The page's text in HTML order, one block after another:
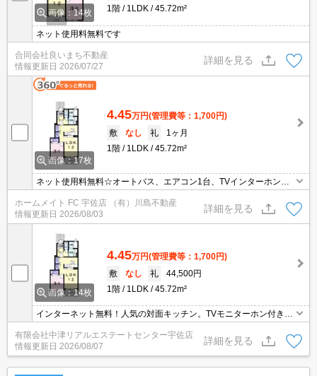
画像：14枚
1階
1LDK 45.72m²
ネット使用料無料です
合同会社良いまち不動産
情報更新日 2026/07/27
詳細を見る
画像：17枚
4.45万円(管理費等：1,700円)
敷
なし 礼
1ヶ月
1階
1LDK 45.72m²
ネット使用料無料☆オートバス、エアコン1台、TVインターホン、
独立洗面所など設備充実♪外国人可☆
ホームメイト FC 宇佐店 （有）川島不動産
情報更新日 2026/08/03
詳細を見る
画像：14枚
4.45万円(管理費等：1,700円)
敷
なし 礼
44,500円
1階
1LDK 45.72m²
インターネット無料！人気の対面キッチン。TVモニターホン付き。
官公庁やスーパー、コンビニ等近く便利な立地です。
有限会社中津リアルエステートセンター宇佐店
情報更新日 2026/08/07
詳細を見る